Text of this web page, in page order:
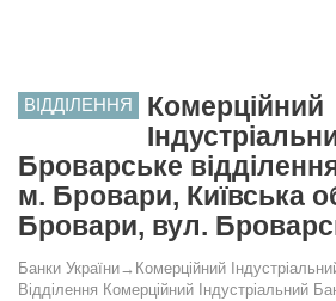
ВІДДІЛЕННЯ
Комерційний
Броварське
м. Бровари, Київська
Бровари, вул.
Банки України→ Комерційний
Відділення Комерційний Індустріальний